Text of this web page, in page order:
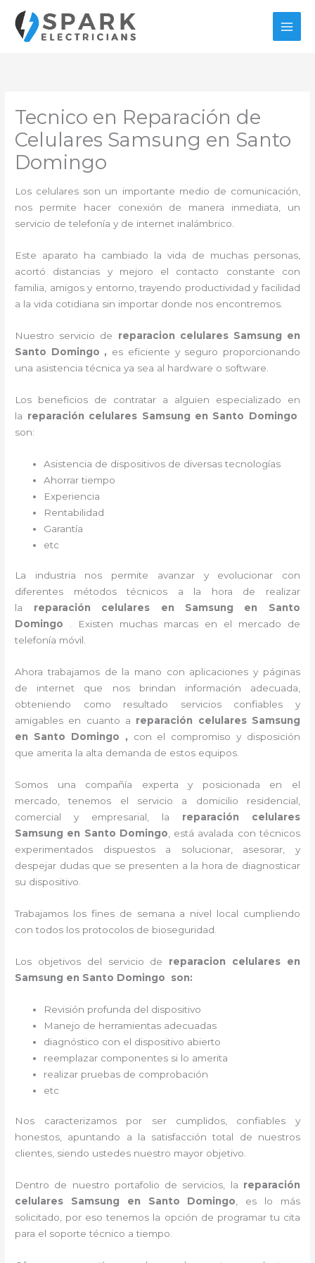
contenido
Tecnico en Reparación de
Celulares Samsung en Santo
Domingo
Los celulares son un importante medio de comunicación,
nos permite hacer conexión de manera inmediata, un
servicio de telefonía y de internet inalámbrico.
Este aparato ha cambiado la vida de muchas personas,
acortó distancias y mejoro el contacto constante con
familia, amigos y entorno, trayendo productividad y facilidad
a la vida cotidiana sin importar donde nos encontremos.
Nuestro servicio de reparacion celulares Samsung en
Santo Domingo , es eficiente y seguro proporcionando
una asistencia técnica ya sea al hardware o software.
Los beneficios de contratar a alguien especializado en
la reparación celulares Samsung en Santo Domingo
son:
Asistencia de dispositivos de diversas tecnologías
Ahorrar tiempo
Experiencia
Rentabilidad
Garantía
etc
La industria nos permite avanzar y evolucionar con
diferentes métodos técnicos a la hora de realizar
la reparación celulares en Samsung en Santo
Domingo . Existen muchas marcas en el mercado de
telefonía móvil.
Ahora trabajamos de la mano con aplicaciones y páginas
de internet que nos brindan información adecuada,
obteniendo como resultado servicios confiables y
amigables en cuanto a reparación celulares Samsung
en Santo Domingo , con el compromiso y disposición
que amerita la alta demanda de estos equipos.
Somos una compañía experta y posicionada en el
mercado, tenemos el servicio a domicilio residencial,
comercial y empresarial, la reparación celulares
Samsung en Santo Domingo , está avalada con técnicos
experimentados dispuestos a solucionar, asesorar, y
despejar dudas que se presenten a la hora de diagnosticar
su dispositivo.
Trabajamos los fines de semana a nivel local cumpliendo
con todos los protocolos de bioseguridad.
Los objetivos del servicio de reparacion celulares en
Samsung en Santo Domingo son:
Revisión profunda del dispositivo
Manejo de herramientas adecuadas
diagnóstico con el dispositivo abierto
reemplazar componentes si lo amerita
realizar pruebas de comprobación
etc
Nos caracterizamos por ser cumplidos, confiables y
honestos, apuntando a la satisfacción total de nuestros
clientes, siendo ustedes nuestro mayor objetivo.
Dentro de nuestro portafolio de servicios, la reparación
celulares Samsung en Santo Domingo , es lo más
solicitado, por eso tenemos la opción de programar tu cita
para el soporte técnico a tiempo.